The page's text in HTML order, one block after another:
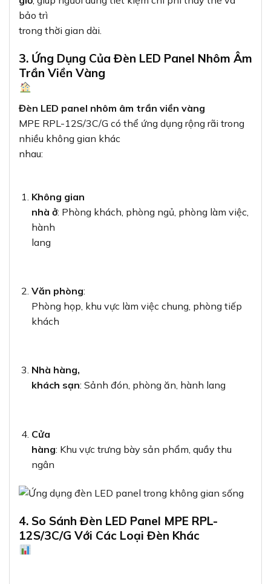
bảo trì
trong thời gian dài.
3. Ứng Dụng Của Đèn LED Panel Nhôm Âm
Trần Viền Vàng
Đèn LED panel nhôm âm trần viền vàng
MPE RPL-12S/3C/G có thể ứng dụng rộng rãi trong
nhiều không gian khác
nhau:
Không gian
nhà ở: Phòng khách, phòng ngủ, phòng làm việc,
hành
lang
Văn phòng:
Phòng họp, khu vực làm việc chung, phòng tiếp
khách
Nhà hàng,
khách sạn: Sảnh đón, phòng ăn, hành lang
Cửa
hàng: Khu vực trưng bày sản phẩm, quầy thu
ngân
4. So Sánh Đèn LED Panel MPE RPL-
12S/3C/G Với Các Loại Đèn Khác